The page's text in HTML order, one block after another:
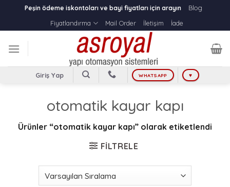
content
Peşin ödeme iskontoları ve bayi fiyatları için arayın
Blog
Fiyatlandırma
Mail Order İletişim İade
Giriş Yap WHATSAPP ♥
otomatik kayar kapı
Ürünler “otomatik kayar kapı” olarak etiketlendi
FILTRELE